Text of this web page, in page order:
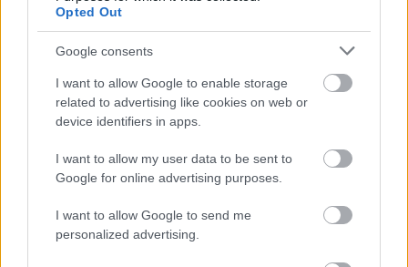
Opted Out
Google consents
I want to allow Google to enable storage
related to advertising like cookies on web or
device identifiers in apps.
I want to allow my user data to be sent to
Google for online advertising purposes.
I want to allow Google to send me
personalized advertising.
Látlelet a hazai víziközművekről? Egyetlen, fél
évszázados vezetéken múlt Bicske vízellátása